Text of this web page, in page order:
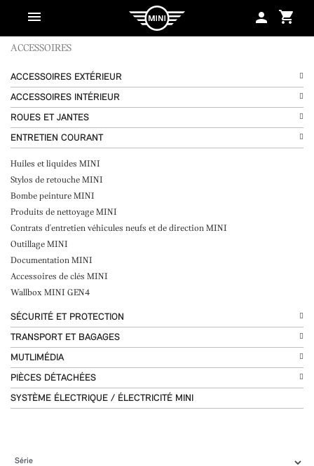
shopping_cart
person
ACCESSOIRES
ACCESSOIRES EXTÉRIEUR
ACCESSOIRES INTÉRIEUR
ROUES ET JANTES
ENTRETIEN COURANT
Huiles et liquides MINI
Stylos de retouche MINI
Bombe peinture MINI
Produits de nettoyage MINI
Contrats d'entretien véhicules neufs et de direction MINI
Outillage MINI
Documentation MINI
Accessoires de clés MINI
Wallbox MINI GEN4
SÉCURITÉ ET PROTECTION
TRANSPORT ET BAGAGES
MUTLIMÉDIA
PIÈCES DÉTACHÉES
SYSTÈME ÉLECTRIQUE / ÉLECTRICITÉ MINI